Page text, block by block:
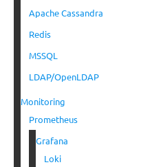
Apache Cassandra
Redis
MSSQL
LDAP/OpenLDAP
Monitoring
Prometheus
Grafana
Loki